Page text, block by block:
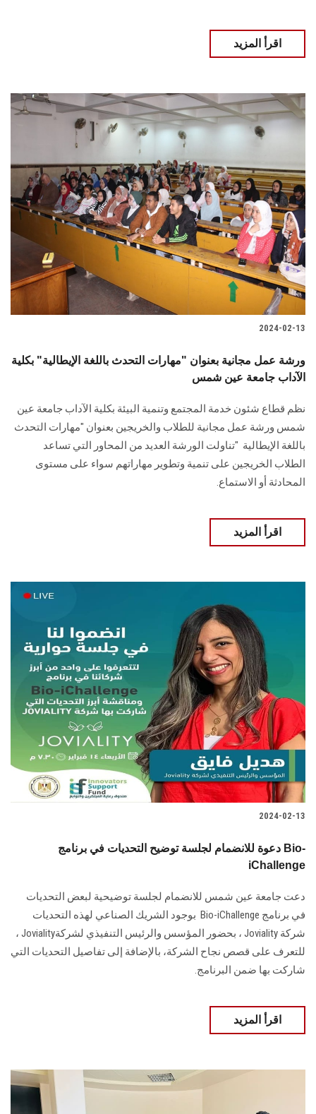
اقرأ المزيد
2024-02-13
ورشة عمل مجانية بعنوان "مهارات التحدث باللغة الإيطالية" بكلية
الآداب جامعة عين شمس
نظم قطاع شئون خدمة المجتمع وتنمية البيئة بكلية الآداب جامعة عين
شمس ورشة عمل مجانية ‏للطلاب والخريجين بعنوان "مهارات التحدث
باللغة الإيطالية‏‎" ‎ ‎تناولت الورشة العديد من المحاور التي تساعد
الطلاب الخريجين على تنمية وتطوير مهاراتهم ‏سواء على مستوى
المحادثة أو الاستماع.
اقرأ المزيد
2024-02-13
دعوة للانضمام لجلسة توضيح التحديات في برنامج Bio-
iChallenge
دعت جامعة عين شمس للانضمام لجلسة توضيحية لبعض التحديات
في برنامج‎ Bio-‎iChallenge ‎‏ بوجود الشريك الصناعي لهذه التحديات
شركة‎ Joviality ‎، بحضور ‎المؤسس والرئيس التنفيذي لشركة‎ Joviality،
للتعرف على قصص نجاح الشركة، ‏بالإضافة إلى تفاصيل التحديات التي
شاركت بها ضمن البرنامج.
اقرأ المزيد